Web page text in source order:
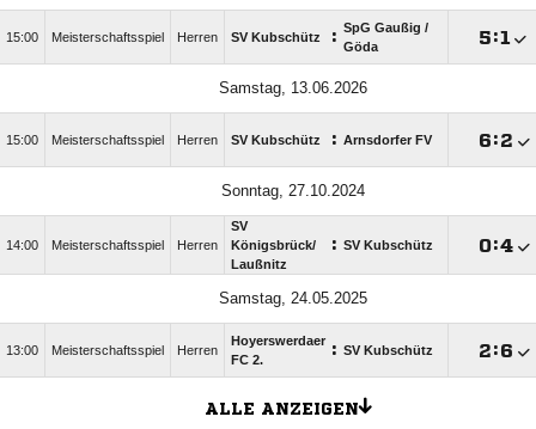
15:00 Meisterschaftsspiel Herren SV Kubschütz : SpG Gaußig /​
Göda
:
Samstag, 13.06.2026
15:00 Meisterschaftsspiel Herren SV Kubschütz : Arnsdorfer FV :
Sonntag, 27.10.2024
14:00 Meisterschaftsspiel Herren
SV
Königsbrück/​
Laußnitz
: SV Kubschütz :
Samstag, 24.05.2025
13:00 Meisterschaftsspiel Herren
Hoyerswerdaer
FC 2.
: SV Kubschütz :
ALLE ANZEIGEN